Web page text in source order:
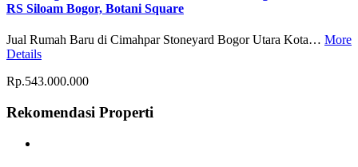
RS Siloam Bogor, Botani Square
Jual Rumah Baru di Cimahpar Stoneyard Bogor Utara Kota… More
Details
Rp.543.000.000
Rekomendasi Properti